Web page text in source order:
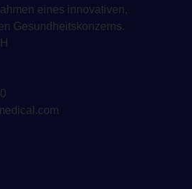
eines innovativen,
Gesundheitskonzerns.